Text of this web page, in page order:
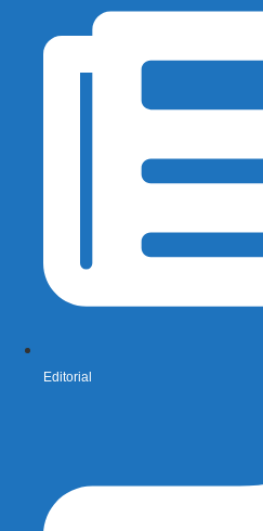
Editorial